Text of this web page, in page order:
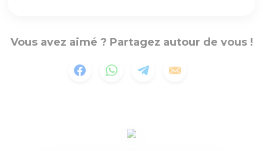
Vous avez aimé ? Partagez autour de vous !